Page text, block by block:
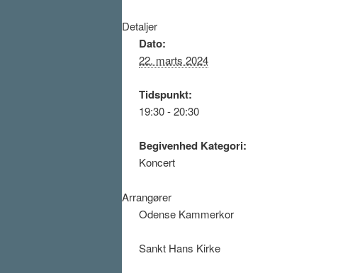
Detaljer
Dato:
22. marts 2024
Tidspunkt:
19:30 - 20:30
Begivenhed Kategori:
Koncert
Arrangører
Odense Kammerkor
Sankt Hans Kirke